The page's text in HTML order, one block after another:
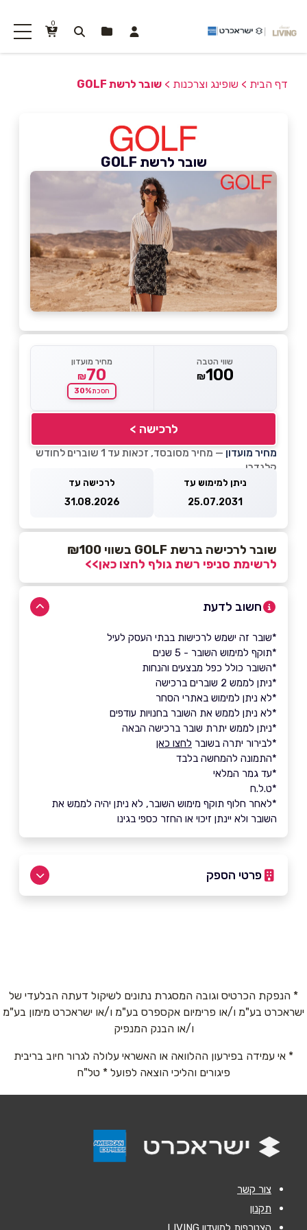
0
דף הבית > שופינג וצרכנות > שובר לרשת GOLF
שובר לרשת GOLF
שווי הטבה
₪100
מחיר מועדון
₪70
חסכת30%
לרכישה >
מחיר מועדון
— מחיר מסובסד, זכאות עד 1 שוברים לחודש
קלנדרי
ניתן למימוש עד
25.07.2031
לרכישה עד
31.08.2026
שובר לרכישה ברשת GOLF בשווי ₪100
לרשימת סניפי רשת גולף לחצו כאן>>
חשוב לדעת
*שובר זה ישמש לרכישות בבתי העסק לעיל
*תוקף למימוש השובר - 5 שנים
*השובר כולל כפל מבצעים והנחות
*ניתן לממש 2 שוברים ברכישה
*לא ניתן למימוש באתרי הסחר
*לא ניתן לממש את השובר בחנויות עודפים
*ניתן לממש יתרת שובר ברכישה הבאה
*לבירור יתרה בשובר לחצו כאן
*התמונה להמחשה בלבד
*עד גמר המלאי
*ט.ל.ח
*לאחר חלוף תוקף מימוש השובר, לא ניתן יהיה לממש את
השובר ולא יינתן זיכוי או החזר כספי בגינו
פרטי הספק
טלפון*
הודעה *
* הנפקת הכרטיס וגובה המסגרת נתונים לשיקול דעתה הבלעדי של
ישראכרט בע"מ ו/או פרימיום אקספרס בע"מ ו/או ישראכרט מימון בע"מ
ו/או הבנק המנפיק
* אי עמידה בפירעון ההלוואה או האשראי עלולה לגרור חיוב בריבית
פיגורים והליכי הוצאה לפועל * טל"ח
צור קשר
תקנון